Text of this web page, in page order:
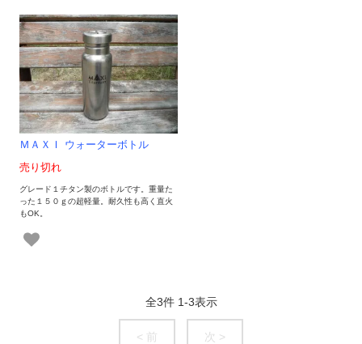
ＭＡＸＩ ウォーターボトル
売り切れ
グレード１チタン製のボトルです。重量た
った１５０ｇの超軽量。耐久性も高く直火
もOK。
全3件 1-3表示
< 前 次 >